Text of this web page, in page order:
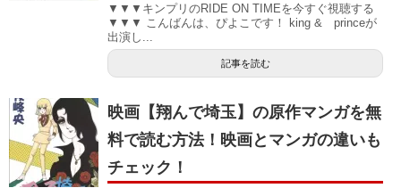
▼▼▼キンプリのRIDE ON TIMEを今すぐ視聴する
▼▼▼ こんばんは、ぴよこです！ king & princeが
出演し...
記事を読む
映画【翔んで埼玉】の原作マンガを無
料で読む方法！映画とマンガの違いも
チェック！